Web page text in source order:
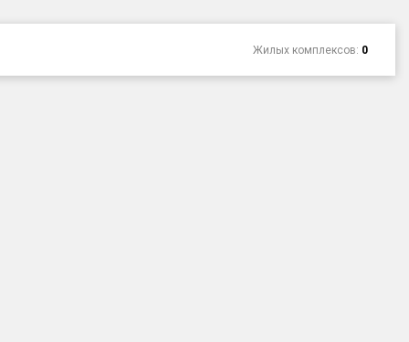
Жилых комплексов: 0